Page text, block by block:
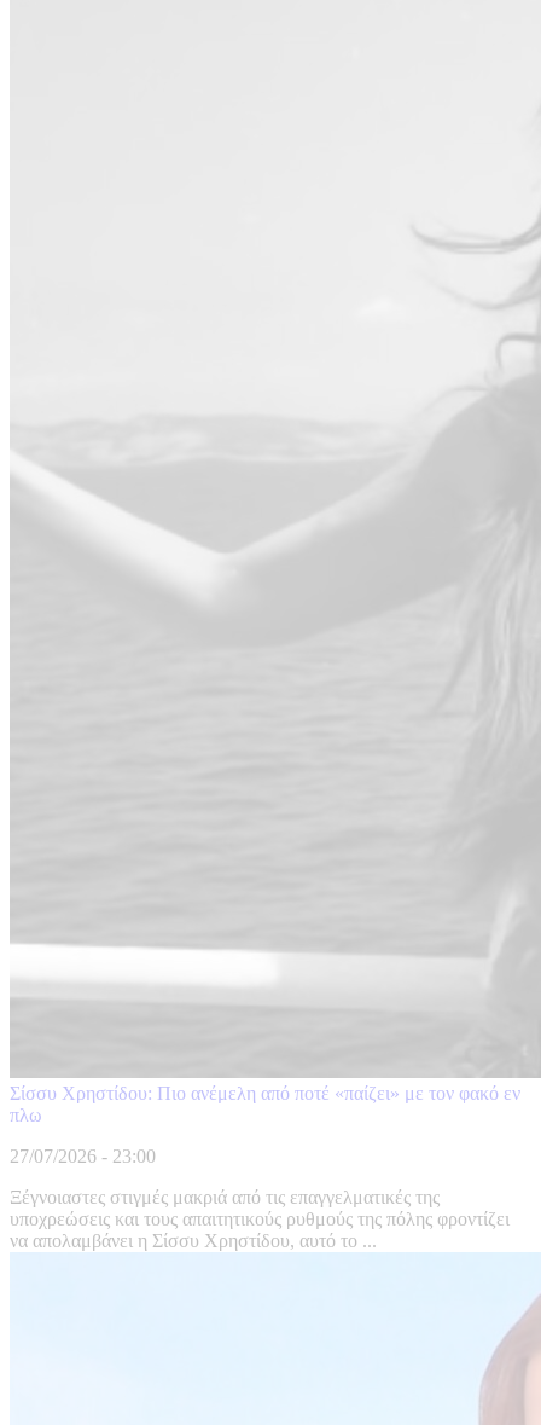
Σίσσυ Χρηστίδου: Πιο ανέμελη από ποτέ «παίζει» με τον φακό εν
πλω
27/07/2026 - 23:00
Ξέγνοιαστες στιγμές μακριά από τις επαγγελματικές της
υποχρεώσεις και τους απαιτητικούς ρυθμούς της πόλης φροντίζει
να απολαμβάνει η Σίσσυ Χρηστίδου, αυτό το ...